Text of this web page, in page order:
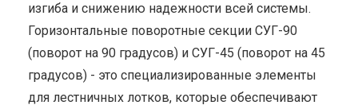
изгиба и снижению надежности всей системы.
Горизонтальные поворотные секции СУГ-90
(поворот на 90 градусов) и СУГ-45 (поворот на 45
градусов) - это специализированные элементы
для лестничных лотков, которые обеспечивают